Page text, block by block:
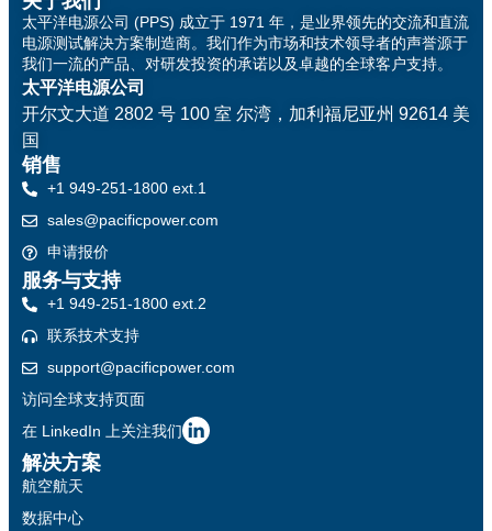
太平洋电源公司 (PPS) 成立于 1971 年，是业界领先的交流和直流
电源测试解决方案制造商。我们作为市场和技术领导者的声誉源于
我们一流的产品、对研发投资的承诺以及卓越的全球客户支持。
太平洋电源公司
开尔文大道 2802 号 100 室 尔湾，加利福尼亚州 92614 美
国
解决方案
航空航天
数据中心
销售
+1 949-251-1800 ext.1
sales@pacificpower.com
申请报价
服务与支持
+1 949-251-1800 ext.2
联系技术支持
support@pacificpower.com
访问全球支持页面
在 LinkedIn 上关注我们